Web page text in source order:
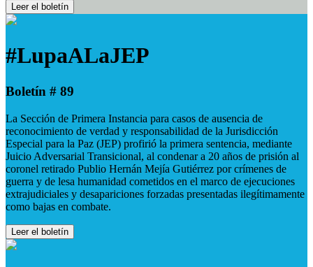
Leer el boletín
#LupaALaJEP
Boletín # 89
La Sección de Primera Instancia para casos de ausencia de
reconocimiento de verdad y responsabilidad de la Jurisdicción
Especial para la Paz (JEP) profirió la primera sentencia, mediante
Juicio Adversarial Transicional, al condenar a 20 años de prisión al
coronel retirado Publio Hernán Mejía Gutiérrez por crímenes de
guerra y de lesa humanidad cometidos en el marco de ejecuciones
extrajudiciales y desapariciones forzadas presentadas ilegítimamente
como bajas en combate.
Leer el boletín